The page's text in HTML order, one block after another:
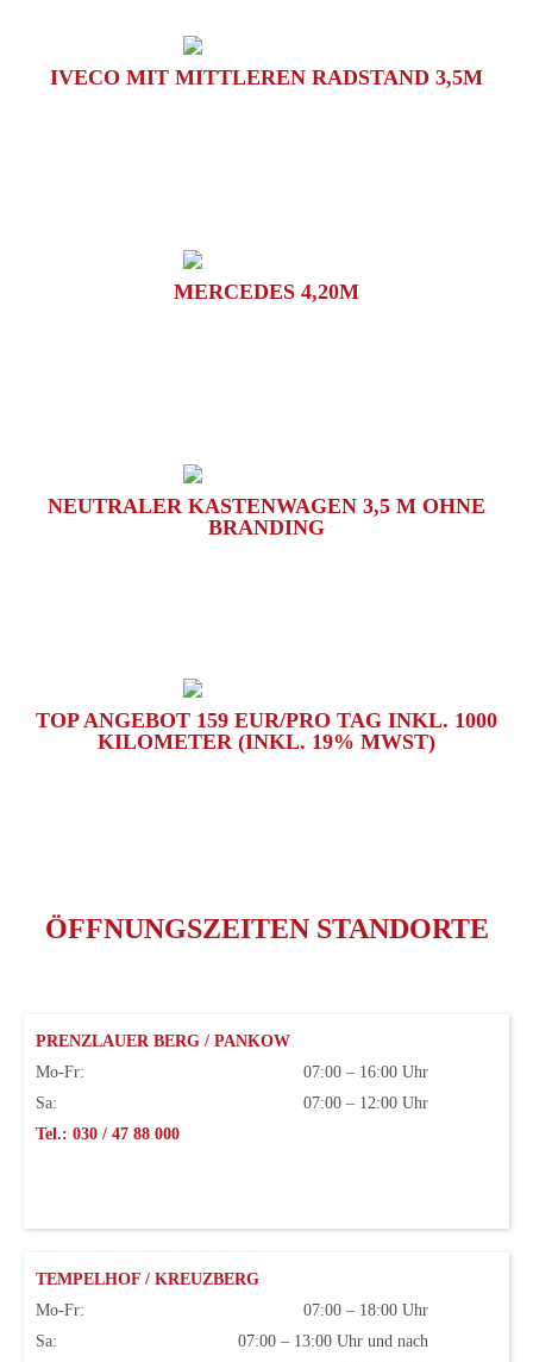
IVECO MIT MITTLEREN RADSTAND 3,5M
MERCEDES 4,20M
NEUTRALER KASTENWAGEN 3,5 M OHNE
BRANDING
TOP ANGEBOT 159 EUR/PRO TAG INKL. 1000
KILOMETER (INKL. 19% MWST)
ÖFFNUNGSZEITEN STANDORTE
PRENZLAUER BERG / PANKOW
Mo-Fr:
07:00 – 16:00 Uhr
Sa:
07:00 – 12:00 Uhr
Tel.: 030 / 47 88 000
TEMPELHOF / KREUZBERG
Mo-Fr:
07:00 – 18:00 Uhr
Sa:
07:00 – 13:00 Uhr und nach